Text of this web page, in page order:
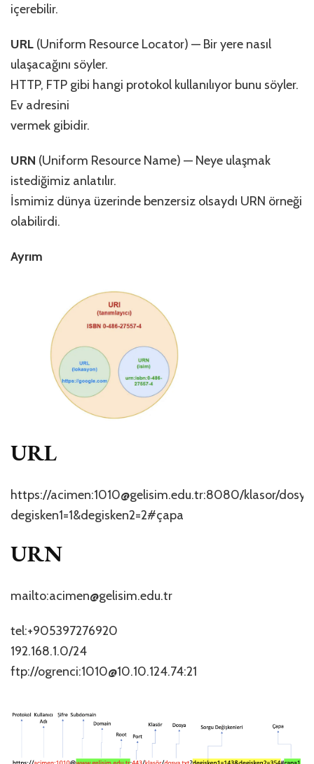
içerebilir.
URL (Uniform Resource Locator) — Bir yere nasıl
ulaşacağını söyler.
HTTP, FTP gibi hangi protokol kullanılıyor bunu söyler.
Ev adresini
vermek gibidir.
URN (Uniform Resource Name) — Neye ulaşmak
istediğimiz anlatılır.
İsmimiz dünya üzerinde benzersiz olsaydı URN örneği
olabilirdi.
Ayrım
URL
https://acimen:1010@gelisim.edu.tr:8080/klasor/
degisken1=1&degisken2=2#çapa
URN
mailto:acimen@gelisim.edu.tr
tel:+905397276920
192.168.1.0/24
ftp://ogrenci:1010@10.10.124.74:21